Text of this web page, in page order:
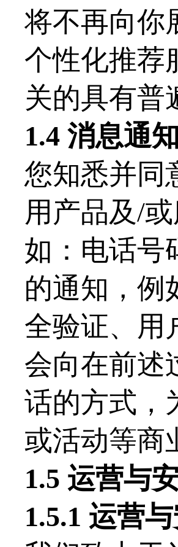
将不再向你
个性化推荐
关的具有普
1.4 消息通知
您知悉并同
用产品及/
如：电话号
的通知，例
全验证、用
会向在前述
话的方式，
或活动等商
1.5 运营与
1.5.1 运营